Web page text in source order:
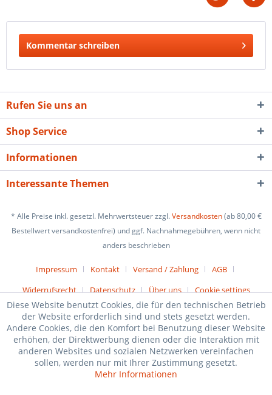
Kommentar schreiben
Rufen Sie uns an
Shop Service
Informationen
Interessante Themen
* Alle Preise inkl. gesetzl. Mehrwertsteuer zzgl.Versandkosten(ab 80,00 €
Bestellwert versandkostenfrei) und ggf. Nachnahmegebühren, wenn nicht
anders beschrieben
Impressum Kontakt Versand / Zahlung
AGB
Widerrufsrecht
Datenschutz Über uns Cookie settings
Diese Website benutzt Cookies, die für den technischen Betrieb
der Website erforderlich sind und stets gesetzt werden.
Andere Cookies, die den Komfort bei Benutzung dieser Website
erhöhen, der Direktwerbung dienen oder die Interaktion mit
anderen Websites und sozialen Netzwerken vereinfachen
sollen, werden nur mit Ihrer Zustimmung gesetzt.
Mehr Informationen